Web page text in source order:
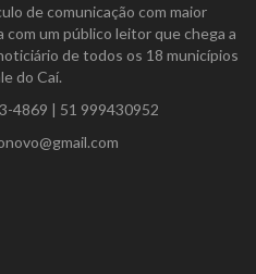
de comunicação com maior
com um público leitor que chega a
de todos os 18 municípios
do Caí.
4869 | 51 999430952